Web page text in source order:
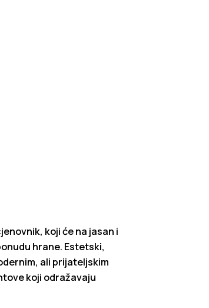
koji će na jasan i
hrane. Estetski,
ali prijateljskim
koji odražavaju